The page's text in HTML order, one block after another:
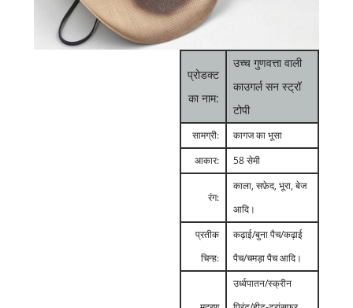
प्रोडक्ट
का नाम:
उच्च गुणवत्ता वाली
काउगर्ल सन स्ट्रॉ
टोपी
सामग्री:
कागज का भूसा
आकार:
58 सेमी
रंग:
काला, सफ़ेद, भूरा, बेज
आदि।
प्रतीक
चिन्ह:
कढ़ाई/बुना पैच/कढ़ाई
पैच/चमड़ा पैच आदि।
उर्ध्वपातन/स्क्रीन